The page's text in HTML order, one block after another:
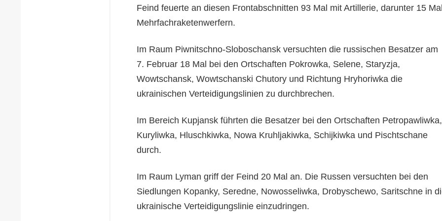
Feind feuerte an diesen Frontabschnitten 93 Mal mit Artillerie, darunter 15
Mehrfachraketenwerfern.
Im Raum Piwnitschno-Sloboschansk versuchten die russischen Besatzer am
7. Februar 18 Mal bei den Ortschaften Pokrowka, Selene, Staryzja,
Wowtschansk, Wowtschanski Chutory und Richtung Hryhoriwka die
ukrainischen Verteidigungslinien zu durchbrechen.
Im Bereich Kupjansk führten die Besatzer bei den Ortschaften Petropawliwka,
Kuryliwka, Hluschkiwka, Nowa Kruhljakiwka, Schijkiwka und Pischtschane
durch.
Im Raum Lyman griff der Feind 20 Mal an. Die Russen versuchten bei den
Siedlungen Kopanky, Seredne, Nowosseliwka, Drobyschewo, Saritschne in
ukrainische Verteidigungslinie einzudringen.